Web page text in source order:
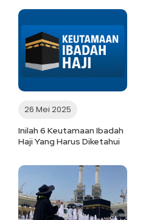
26 Mei 2025
Inilah 6 Keutamaan Ibadah
Haji Yang Harus Diketahui